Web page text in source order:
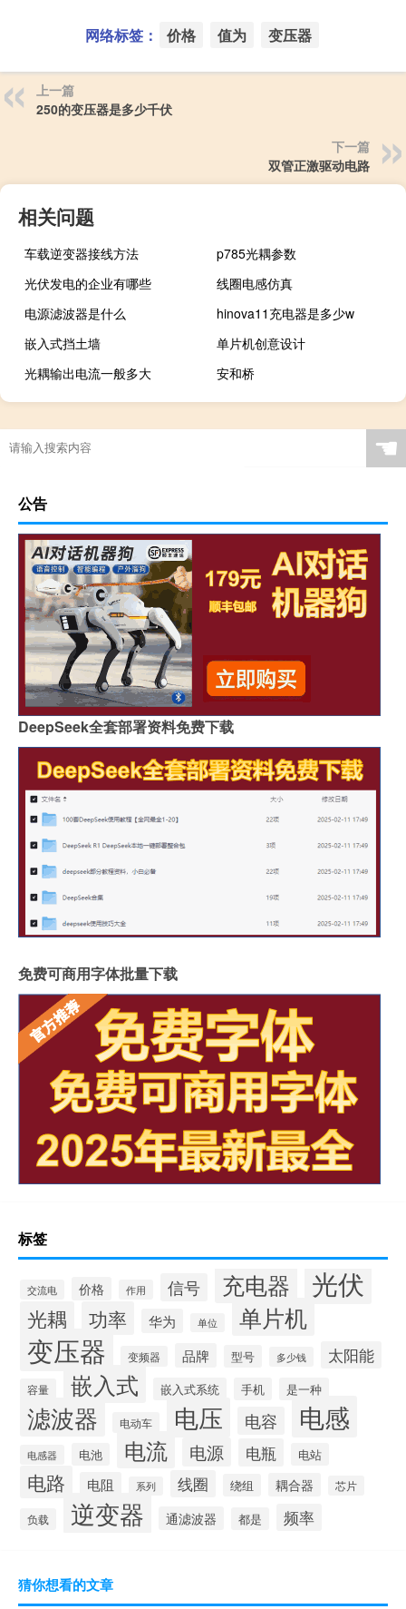
网络标签： 价格 值为 变压器
上一篇
250的变压器是多少千伏
下一篇
双管正激驱动电路
相关问题
车载逆变器接线方法
p785光耦参数
光伏发电的企业有哪些
线圈电感仿真
电源滤波器是什么
hinova11充电器是多少w
嵌入式挡土墙
单片机创意设计
光耦输出电流一般多大
安和桥
☚
公告
DeepSeek全套部署资料免费下载
免费可商用字体批量下载
标签
交流电 价格 作用 信号 充电器 光伏
光耦 功率 华为 单位 单片机
变压器 变频器 品牌 型号 多少钱 太阳能
容量 嵌入式 嵌入式系统 手机 是一种
滤波器 电动车 电压 电容 电感
电感器 电池 电流 电源 电瓶 电站
电路 电阻 系列 线圈 绕组 耦合器 芯片
负载 逆变器 通滤波器 都是 频率
猜你想看的文章